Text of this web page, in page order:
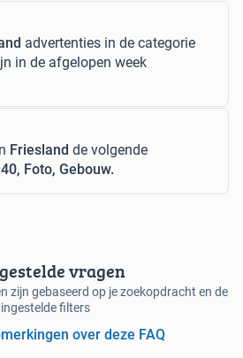
advertenties in de categorie
in de afgelopen week
Friesland de volgende
Foto, Gebouw.
vragen
zijn gebaseerd op je zoekopdracht en de
ingestelde filters
over deze FAQ